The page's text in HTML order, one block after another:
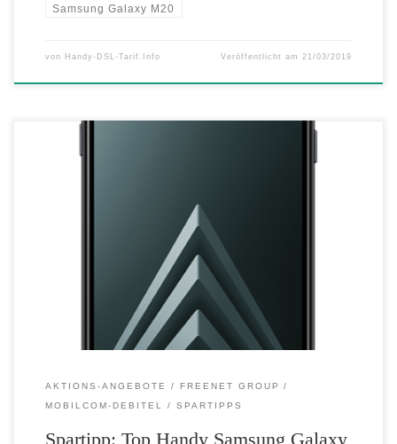
Samsung Galaxy M20
von Handy-DSL-Tarif.Info Veröffentlicht am21/03/2019
Preiskracher für 175,- Euro bei mobilcom-debitel mobilcom-debitel
verlängert den Valentinstag und bietet ab Sonntag ein neues,
galaktisch gutes Samsung-Preiskracher-Angebot an: Das Samsung
Galaxy A6 ist beim Digital-Lifestyle-Provider in der 32 GB-Variante
zum Aktionspreis von 175,- Euro statt der ursprünglichen 309,- […]
AKTIONS-ANGEBOTE
FREENET GROUP
MOBILCOM-DEBITEL
SPARTIPPS
Spartipp: Top Handy Samsung Galaxy